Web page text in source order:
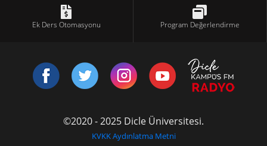
Ek Ders Otomasyonu Program Değerlendirme
©2020 - 2025 Dicle Üniversitesi.
KVKK Aydınlatma Metni